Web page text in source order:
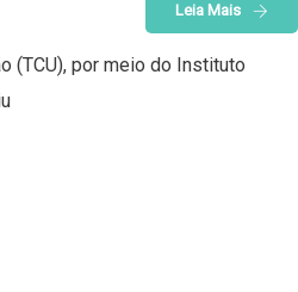
Leia Mais
(TCU), por meio do Instituto